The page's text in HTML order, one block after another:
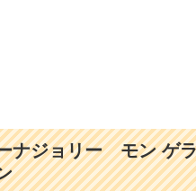
ナジョリー モン ゲ